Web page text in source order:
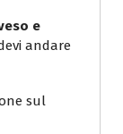
e
andare
sul